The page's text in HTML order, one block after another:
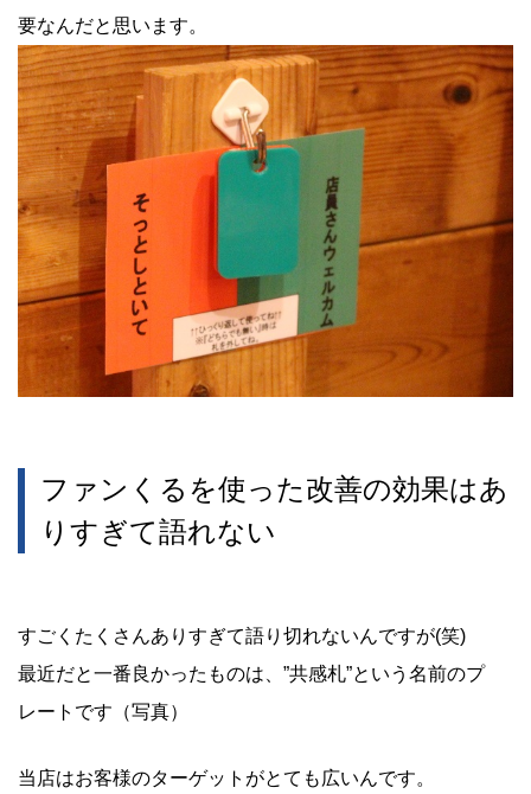
要なんだと思います。
ファンくるを使った改善の効果はあ
りすぎて語れない
すごくたくさんありすぎて語り切れないんですが(笑)
最近だと一番良かったものは、”共感札”という名前のプ
レートです（写真）
当店はお客様のターゲットがとても広いんです。